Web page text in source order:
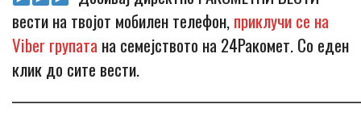
вести на твојот мобилен телефон,приклучи се на
Viber групата на семејството на 24Ракомет. Со еден
клик до сите вести.